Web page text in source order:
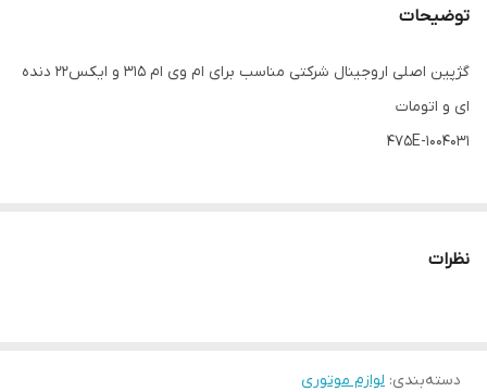
توضیحات
گژپین اصلی اروجینال شرکتی مناسب برای ام وی ام 315 و ایکس22 دنده
ای و اتومات
475E-1004031
نظرات
دسته‌بندی: لوازم موتوری